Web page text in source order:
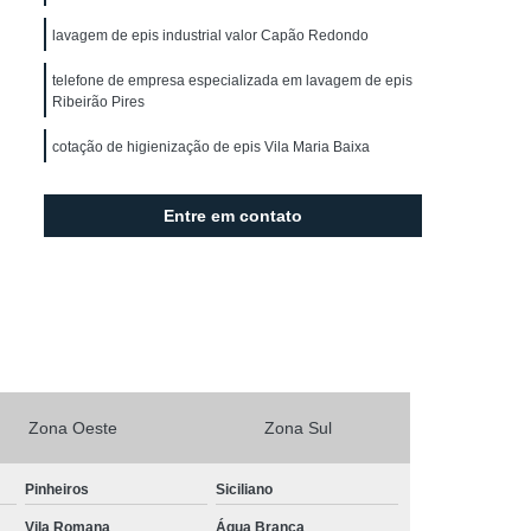
Locação de Capa de Corte
Locação de Capa para Barbeiro
Locação de Capa para Corte de Cabelo
Locação de Kimono Infantil
São Paulo
Locação de Lençol Solteiro
lavagem de epis industrial valor Capão Redondo
telefone de empresa especializada em lavagem de epis
Ribeirão Pires
cotação de higienização de epis Vila Maria Baixa
Entre em contato
Zona Oeste Zona Sul
Pinheiros Siciliano
Vila Romana
Água Branca